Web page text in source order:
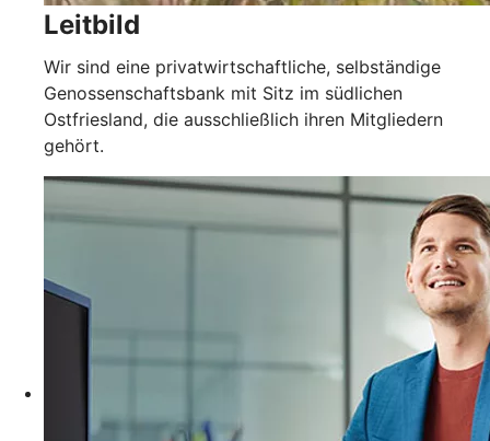
Leitbild
Wir sind eine privatwirtschaftliche, selbständige
Genossenschaftsbank mit Sitz im südlichen
Ostfriesland, die ausschließlich ihren Mitgliedern
gehört.